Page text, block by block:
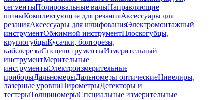
сегментыПолировальные валыНаправляющие
шиныКомплектующие для резанияАксессуары для
резанияАксессуары для шлифованияЭлектромонтажный
инструментОбжимной инструментПлоскогубцы,
круглогубцыКусачки, болторезы,
кабелерезыСпецинструментыИзмерительный
инструментМерительные
инструментыЭлектроизмерительные
приборыДальномерыДальномеры оптическиеНивелиры,
лазерные уровниПирометрыДетекторы и
тестерыТолщиномерыСпециальные измерительные